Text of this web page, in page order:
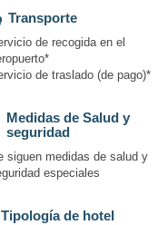
Transporte
de recogida en el
de traslado (de pago)*
Medidas de Salud y
seguridad
siguen medidas de salud y
especiales
Tipología de hotel